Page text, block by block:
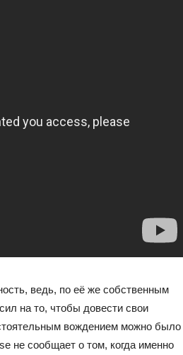
ведь, по её же собственным
на то, чтобы довести свои
вождением можно было
не сообщает о том, когда именно